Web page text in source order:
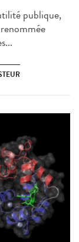
publique,